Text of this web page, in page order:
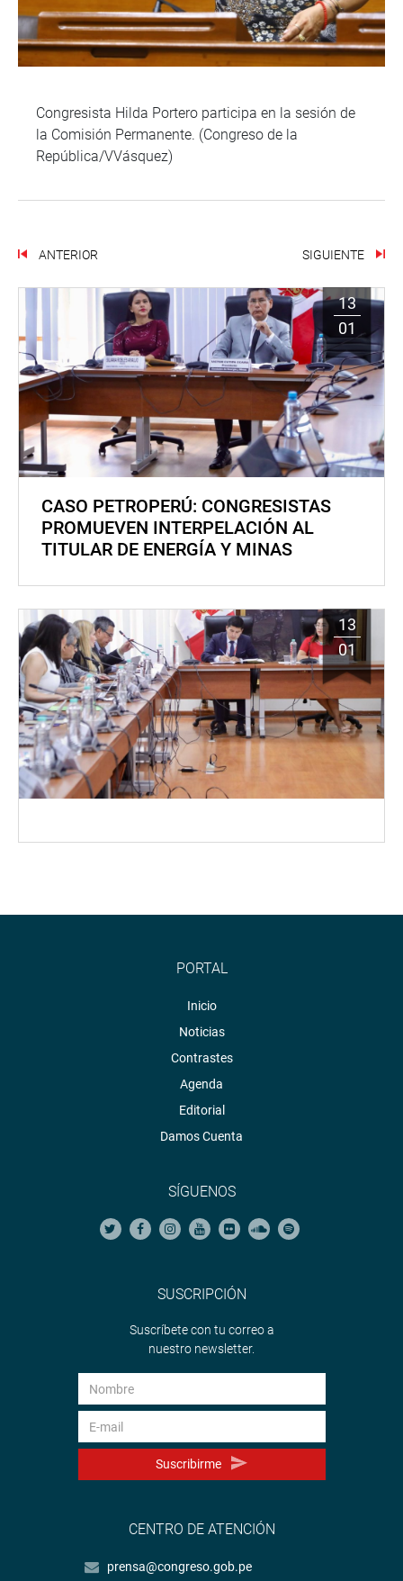
Congresista Hilda Portero participa en la sesión de
la Comisión Permanente. (Congreso de la
República/VVásquez)
ANTERIOR SIGUIENTE
13
01
CASO PETROPERÚ: CONGRESISTAS
PROMUEVEN INTERPELACIÓN AL
TITULAR DE ENERGÍA Y MINAS
13
01
PORTAL
Inicio
Noticias
Contrastes
Agenda
Editorial
Damos Cuenta
SÍGUENOS
SUSCRIPCIÓN
Suscríbete con tu correo a
nuestro newsletter.
Suscribirme
CENTRO DE ATENCIÓN
prensa@congreso.gob.pe